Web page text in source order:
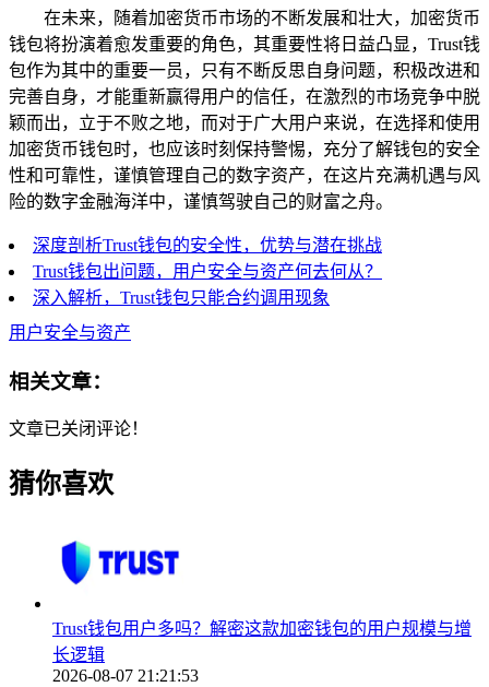
在未来，随着加密货币市场的不断发展和壮大，加密货币
钱包将扮演着愈发重要的角色，其重要性将日益凸显，Trust钱
包作为其中的重要一员，只有不断反思自身问题，积极改进和
完善自身，才能重新赢得用户的信任，在激烈的市场竞争中脱
颖而出，立于不败之地，而对于广大用户来说，在选择和使用
加密货币钱包时，也应该时刻保持警惕，充分了解钱包的安全
性和可靠性，谨慎管理自己的数字资产，在这片充满机遇与风
险的数字金融海洋中，谨慎驾驶自己的财富之舟。
深度剖析Trust钱包的安全性，优势与潜在挑战
Trust钱包出问题，用户安全与资产何去何从？
深入解析，Trust钱包只能合约调用现象
用户安全与资产
相关文章：
文章已关闭评论！
猜你喜欢
Trust钱包用户多吗？解密这款加密钱包的用户规模与增
长逻辑
2026-08-07 21:21:53